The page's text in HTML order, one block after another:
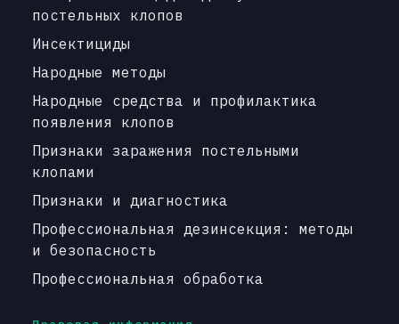
постельных клопов
Инсектициды
Народные методы
Народные средства и профилактика
появления клопов
Признаки заражения постельными
клопами
Признаки и диагностика
Профессиональная дезинсекция: методы
и безопасность
Профессиональная обработка